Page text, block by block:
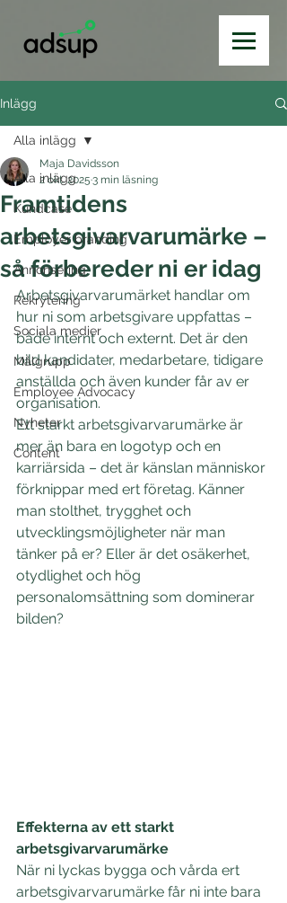
Inlägg
Alla inlägg
Kundcase
Employer branding
Annonsering
Rekrytering
Sociala medier
Målgrupp
Employee Advocacy
Nyheter
Content
Alla inlägg
Framtidens
arbetsgivarvarumärke –
så förbereder ni er idag
Maja Davidsson
2 okt. 2025 3 min läsning
Arbetsgivarvarumärket handlar om
hur ni som arbetsgivare uppfattas –
både internt och externt. Det är den
bild kandidater, medarbetare, tidigare
anställda och även kunder får av er
organisation.
Ett starkt arbetsgivarvarumärke är
mer än bara en logotyp och en
karriärsida – det är känslan människor
förknippar med ert företag. Känner
man stolthet, trygghet och
utvecklingsmöjligheter när man
tänker på er? Eller är det osäkerhet,
otydlighet och hög
personalomsättning som dominerar
bilden?
Effekterna av ett starkt
arbetsgivarvarumärke
När ni lyckas bygga och vårda ert
arbetsgivarvarumärke får ni inte bara